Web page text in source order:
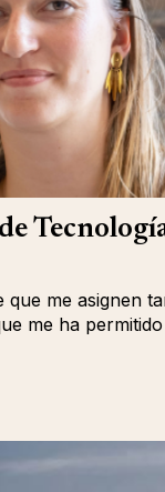
que me asignen
me ha